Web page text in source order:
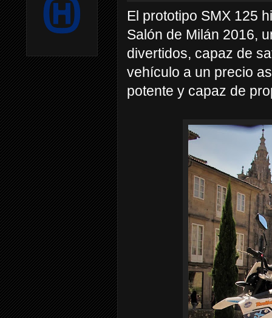
El prototipo SMX 125
Salón de Milán 2016,
divertidos, capaz de
vehículo a un precio
potente y capaz de